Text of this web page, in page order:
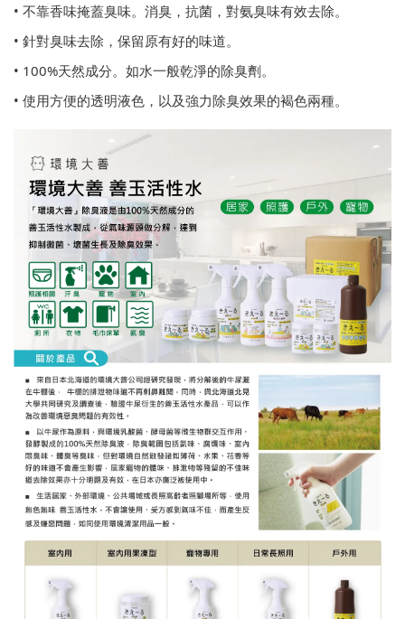
• 不靠香味掩蓋臭味。消臭，抗菌，對氨臭味有效去除。
• 針對臭味去除，保留原有好的味道。
• 100%天然成分。如水一般乾淨的除臭劑。
• 使用方便的透明液色，以及強力除臭效果的褐色兩種。